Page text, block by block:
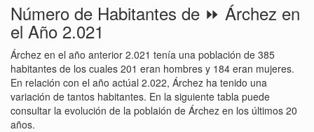
Número de Habitantes de ⏩ Árchez en
el Año 2.021
Árchez en el año anterior 2.021 tenía una población de 385
habitantes de los cuales 201 eran hombres y 184 eran mujeres.
En relación con el año actúal 2.022, Árchez ha tenido una
variación de tantos habitantes. En la siguiente tabla puede
consultar la evolución de la poblaión de Árchez en los últimos 20
años.